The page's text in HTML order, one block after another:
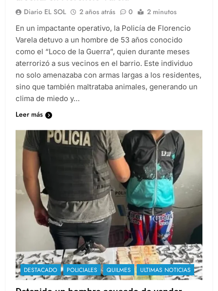
Diario EL SOL 2 años atrás 0 2 minutos
En un impactante operativo, la Policía de Florencio
Varela detuvo a un hombre de 53 años conocido
como el “Loco de la Guerra”, quien durante meses
aterrorizó a sus vecinos en el barrio. Este individuo
no solo amenazaba con armas largas a los residentes,
sino que también maltrataba animales, generando un
clima de miedo y…
Leer más
DESTACADO POLICIALES QUILMES ULTIMAS NOTICIAS